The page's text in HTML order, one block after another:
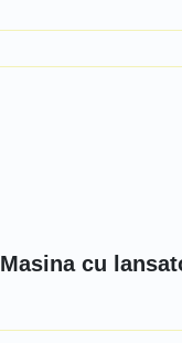
Masina cu